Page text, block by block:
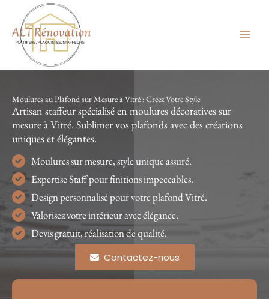
contenu
Moulures au Plafond sur Mesure à Vitré : Créez Votre Style
Artisan staffeur spécialisé en moulures décoratives sur
mesure à Vitré. Sublimer vos plafonds avec des créations
uniques et élégantes.
Moulures sur mesure, style unique assuré.
Expertise Staff pour finitions impeccables.
Design personnalisé pour votre plafond Vitré.
Valorisez votre intérieur avec élégance.
Devis gratuit, réalisation de qualité.
Contactez-nous